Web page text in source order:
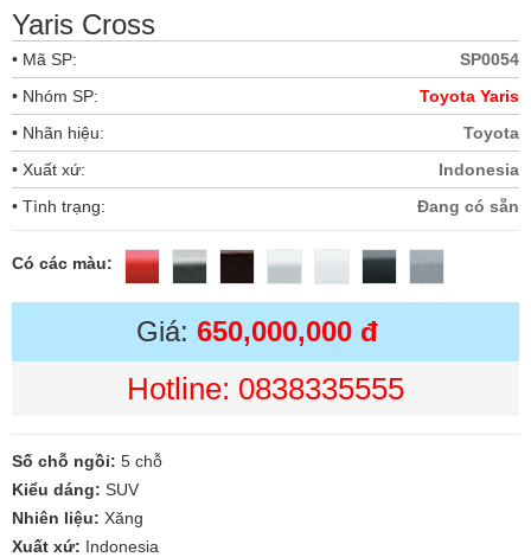
Yaris Cross
• Mã SP:
SP0054
• Nhóm SP:
Toyota Yaris
• Nhãn hiệu:
Toyota
• Xuất xứ:
Indonesia
• Tình trạng:
Đang có sẵn
Có các màu:
Giá: 650,000,000 đ
Hotline: 0838335555
Số chỗ ngồi: 5 chỗ
Kiểu dáng: SUV
Nhiên liệu: Xăng
Xuất xứ: Indonesia